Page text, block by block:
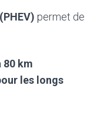
permet de
80 km
les longs